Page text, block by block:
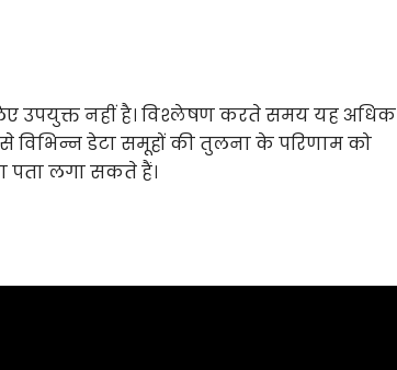
उपयुक्त नहीं है। विश्लेषण करते समय यह अधिक
विभिन्न डेटा समूहों की तुलना के परिणाम को
पता लगा सकते हैं।